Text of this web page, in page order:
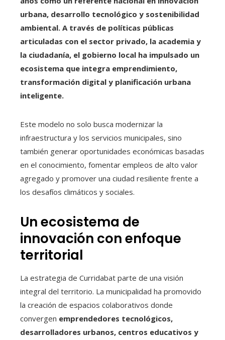
urbana, desarrollo tecnológico y sostenibilidad
ambiental. A través de políticas públicas
articuladas con el sector privado, la academia y
la ciudadanía, el gobierno local ha impulsado un
ecosistema que integra emprendimiento,
transformación digital y planificación urbana
inteligente.
Este modelo no solo busca modernizar la
infraestructura y los servicios municipales, sino
también generar oportunidades económicas basadas
en el conocimiento, fomentar empleos de alto valor
agregado y promover una ciudad resiliente frente a
los desafíos climáticos y sociales.
Un ecosistema de
innovación con enfoque
territorial
La estrategia de Curridabat parte de una visión
integral del territorio. La municipalidad ha promovido
la creación de espacios colaborativos donde
convergen emprendedores tecnológicos,
desarrolladores urbanos, centros educativos y